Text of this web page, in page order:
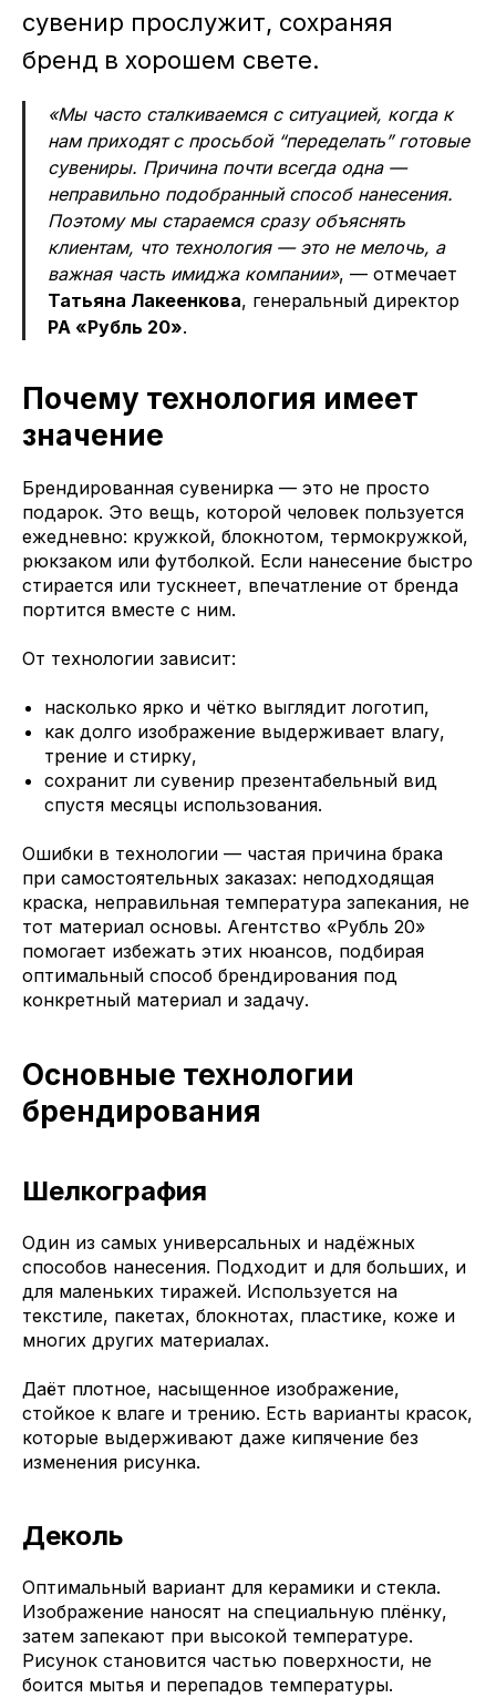
сувенир прослужит, сохраняя
бренд в хорошем свете.
«Мы часто сталкиваемся с ситуацией, когда к
нам приходят с просьбой “переделать” готовые
сувениры. Причина почти всегда одна —
неправильно подобранный способ нанесения.
Поэтому мы стараемся сразу объяснять
клиентам, что технология — это не мелочь, а
важная часть имиджа компании», — отмечает
Татьяна Лакеенкова, генеральный директор
РА «Рубль 20».
Почему технология имеет
значение
Брендированная сувенирка — это не просто
подарок. Это вещь, которой человек пользуется
ежедневно: кружкой, блокнотом, термокружкой,
рюкзаком или футболкой. Если нанесение быстро
стирается или тускнеет, впечатление от бренда
портится вместе с ним.
От технологии зависит:
насколько ярко и чётко выглядит логотип,
как долго изображение выдерживает влагу,
трение и стирку,
сохранит ли сувенир презентабельный вид
спустя месяцы использования.
Ошибки в технологии — частая причина брака
при самостоятельных заказах: неподходящая
краска, неправильная температура запекания, не
тот материал основы. Агентство «Рубль 20»
помогает избежать этих нюансов, подбирая
оптимальный способ брендирования под
конкретный материал и задачу.
Основные технологии
брендирования
Шелкография
Один из самых универсальных и надёжных
способов нанесения. Подходит и для больших, и
для маленьких тиражей. Используется на
текстиле, пакетах, блокнотах, пластике, коже и
многих других материалах.
Даёт плотное, насыщенное изображение,
стойкое к влаге и трению. Есть варианты красок,
которые выдерживают даже кипячение без
изменения рисунка.
Деколь
Оптимальный вариант для керамики и стекла.
Изображение наносят на специальную плёнку,
затем запекают при высокой температуре.
Рисунок становится частью поверхности, не
боится мытья и перепадов температуры.